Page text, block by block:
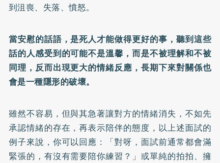
到沮喪、失落、憤怒。
當安慰的話語，是死人才能做得更好的事，聽到這些
話的人感受到的可能不是溫馨，而是不被理解和不被
同理，反而出現更大的情緒反應，長期下來對關係也
會是一種隱形的破壞。
雖然不容易，但與其急著讓對方的情緒消失，不如先
承認情緒的存在，再表示陪伴的態度，以上述面試的
例子來說，你可以回應：「對呀，面試前通常都會滿
緊張的，有沒有需要陪你練習？」或單純的拍拍、擁